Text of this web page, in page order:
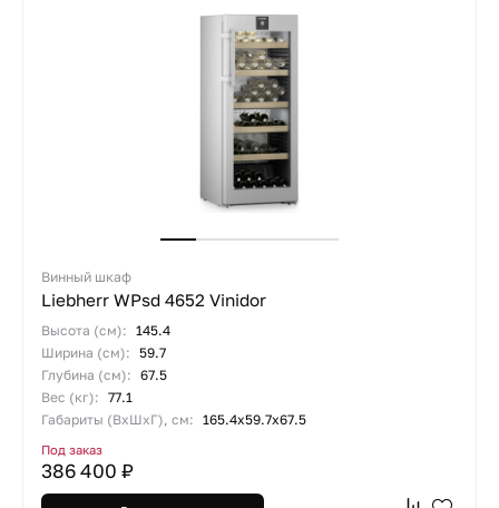
Винный шкаф
Liebherr WPsd 4652 Vinidor
Высота (см): 145.4
Ширина (см): 59.7
Глубина (см): 67.5
Вес (кг): 77.1
Габариты (ВхШхГ), см: 165.4х59.7х67.5
Под заказ
386 400 ₽